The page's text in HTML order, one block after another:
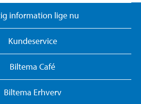
information lige nu
Kundeservice
Biltema Café
Biltema Erhverv